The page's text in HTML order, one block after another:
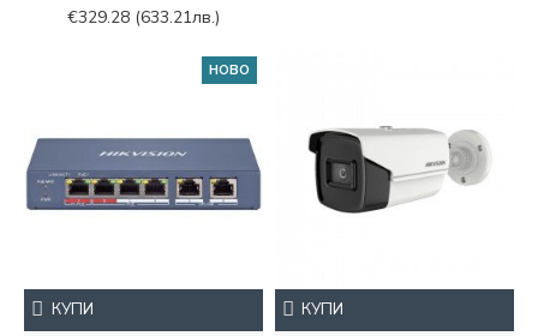
€329.28 (633.21лв.)
НОВО
КУПИ КУПИ